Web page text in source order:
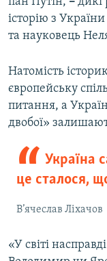
історію з
та науковець
Натомість
європейську
питання, а
двобої»
Україна
це сталося,
В’ячеслав Ліхачов
«У світі